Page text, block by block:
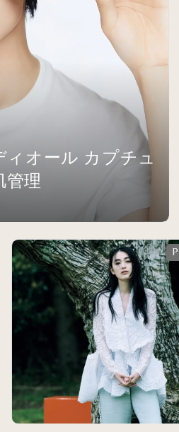
オール カプチュ
管理